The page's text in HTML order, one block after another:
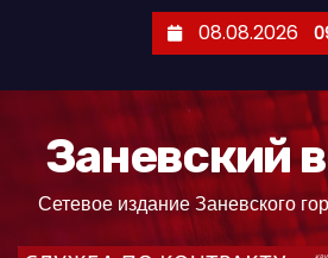
08.08.2026
Заневский
Сетевое издание Заневского